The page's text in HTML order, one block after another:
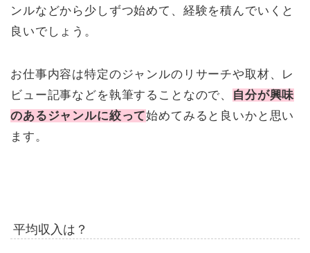
ンルなどから少しずつ始めて、経験を積んでいくと
良いでしょう。
お仕事内容は特定のジャンルのリサーチや取材、レ
ビュー記事などを執筆することなので、 自分が興味
のあるジャンルに絞って始めてみると良いかと思い
ます。
平均収入は？